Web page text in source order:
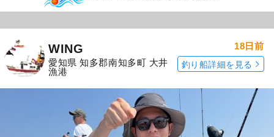
WING
愛知県 知多郡南知多町 大井
漁港
18日前
釣り船詳細を見る